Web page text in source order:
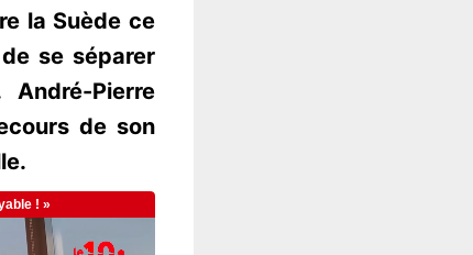
la Suède ce
se séparer
Pierre
de son